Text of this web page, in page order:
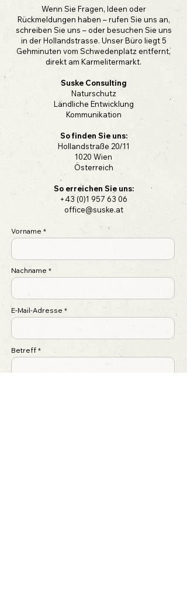
Wenn Sie Fragen, Ideen oder
Rückmeldungen haben – rufen Sie uns an,
schreiben Sie uns – oder besuchen Sie uns
in der Hollandstrasse. Unser Büro liegt 5
Gehminuten vom Schwedenplatz entfernt,
direkt am Karmelitermarkt.
Suske Consulting
Naturschutz
Ländliche Entwicklung
Kommunikation
So finden Sie uns:
Hollandstraße 20/11
1020 Wien
Österreich
So erreichen Sie uns:
+43 (0)1 957 63 06
office@suske.at
Vorname
Nachname
E-Mail-Adresse
Betreff